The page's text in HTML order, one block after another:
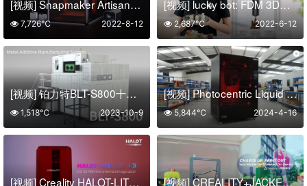
[视频] Snapmaker Artisan：工匠三合一3D打印机 打造桌面级个人工坊
2022-8-12
7,726℃
[视频] lucky bot: FDM 3D打印机的平价食品挤压机
2022-6-12
2,687℃
[视频] 铂力特BLT-S800十激光金属3D打印系统：“铂”之重器 追光而舞
2023-10-9
1,518℃
[视频] Photocentric Liquid Crystal Titan世界上最大的 LCD光固化3D打印机
2024-4-16
5,844℃
[视频] Creality HALOT-LITE 8.9” 4K LCD 光固化3D打印机 [视频] CREALITY+JACKERY：创造力与力量 随时待命